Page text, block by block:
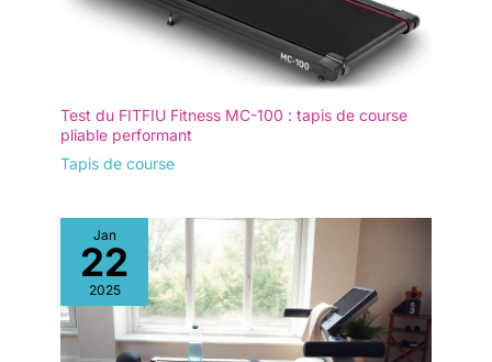
Test du FITFIU Fitness MC-100 : tapis de course
pliable performant
Tapis de course
Jan
22
2025